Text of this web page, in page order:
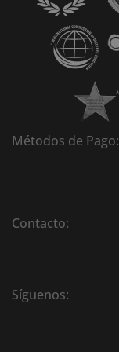
Métodos de Pago:
Contacto:
Síguenos: